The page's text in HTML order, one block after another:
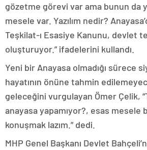
gözetme görevi var ama bunun da
mesele var. Yazılım nedir?
Teşkilat-ı Esasiye Kanunu, devlet
oluşturuyor.” ifadelerini kullandı.
Yeni bir Anayasa olmadığı sürece
hayatının önüne tahmin
geleceğini vurgulayan Ömer Çelik,
anayasa yapamıyor?, esas mesele
konuşmak lazım.” dedi.
MHP Genel Başkanı Devlet